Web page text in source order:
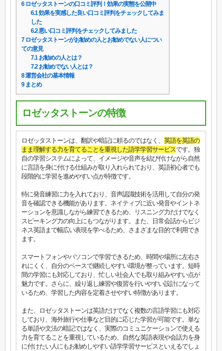
6ロゼッタストーンの口コミ評判！効果の実態を公開中
6.1効果を実感した良い口コミ評判をチェックしてみま
した
6.2悪い口コミ評判をチェックしてみました
7ロゼッタストーンがお勧めの人とお勧めでない人につい
ての意見
7.1お勧めの人とは？
7.2お勧めでない人とは？
8運営会社の基本情報
9まとめ
ロゼッタストーンの特徴
ロゼッタストーンは、翻訳や暗記に頼るのではなく、 英語を英語の
まま理解する力を育てることを重視した語学学習サービスです。独
自の学習システムによって、イメージや音声を結び付けながら自然
に言語を身に付ける仕組みが取り入れられており、英語初心者でも
段階的に学習を進めやすい点が特徴です。
特に発音練習に力を入れており、音声認識技術を活用して自分の発
音を確認できる機能があります。ネイティブに近い発音やイントネ
ーションを意識しながら練習できるため、リスニング力だけでなく
スピーキング力の向上にもつながります。また、日常会話からビジ
ネス英語まで幅広い表現を学べるため、さまざまな目的で利用でき
ます。
スマートフォンやパソコンで学習できるため、時間や場所に左右さ
れにくく、自分のペースで継続しやすい環境が整っています。短時
間の学習にも対応しており、忙しい社会人でも取り組みやすい点が
魅力です。さらに、繰り返し練習や復習を行いやすい設計になって
いるため、学習した内容を定着させやすい特徴があります。
また、ロゼッタストーンは英語だけでなく複数の言語学習にも対応
しており、海外旅行や仕事など目的に応じた学習が可能です。単な
る単語や文法の暗記ではなく、実際のコミュニケーションで使える
力を育てることを重視しているため、自然な英語表現や会話力を身
に付けたい人にもお勧めしやすい語学学習サービスといえるでしょ